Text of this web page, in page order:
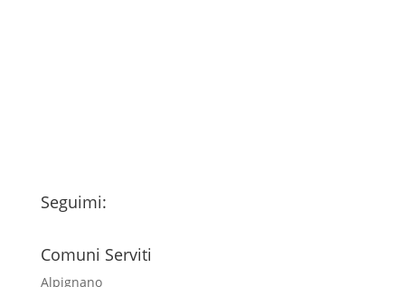
Seguimi:
Comuni Serviti
Alpignano